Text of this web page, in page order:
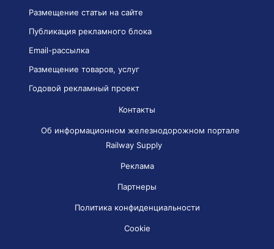
Размещение статьи на сайте
Публикация рекламного блока
Email-рассылка
Размещение товаров, услуг
Годовой рекламный проект
Контакты
Об информационном железнодорожном портале
Railway Supply
Реклама
Партнеры
Политика конфиденциальности
Cookie